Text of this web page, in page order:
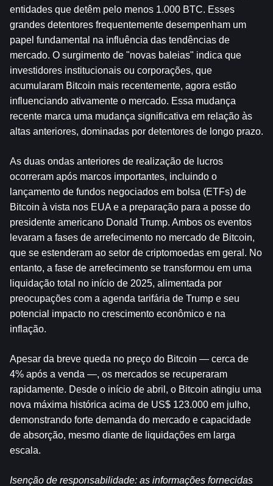
entidades que detêm pelo menos 1.000 BTC. Esses
grandes detentores frequentemente desempenham um
papel fundamental na influência das tendências de
mercado. O surgimento de "novas baleias" indica que
investidores institucionais ou corporações, que
acumularam Bitcoin mais recentemente, agora estão
influenciando ativamente o mercado. Essa mudança
recente marca uma mudança significativa em relação às
altas anteriores, dominadas por detentores de longo prazo.
As duas ondas anteriores de realização de lucros
ocorreram após marcos importantes, incluindo o
lançamento de fundos negociados em bolsa (ETFs) de
Bitcoin à vista nos EUA e a preparação para a posse do
presidente americano Donald Trump. Ambos os eventos
levaram a fases de arrefecimento no mercado de Bitcoin,
que se estenderam ao setor de criptomoedas em geral. No
entanto, a fase de arrefecimento se transformou em uma
liquidação total no início de 2025, alimentada por
preocupações com a agenda tarifária de Trump e seu
potencial impacto no crescimento econômico e na
inflação.
Apesar da breve queda no preço do Bitcoin — cerca de
4% após a venda —, os mercados se recuperaram
rapidamente. Desde o início de abril, o Bitcoin atingiu uma
nova máxima histórica acima de US$ 123.000 em julho,
demonstrando forte demanda do mercado e capacidade
de absorção, mesmo diante de liquidações em larga
escala.
Isenção de responsabilidade: as informações fornecidas